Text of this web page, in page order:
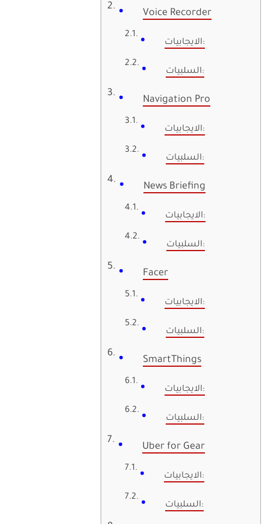
Voice Recorder
الايجابيات:
السلبيات:
Navigation Pro
الايجابيات:
السلبيات:
News Briefing
الايجابيات:
السلبيات:
Facer
الايجابيات:
السلبيات:
SmartThings
الايجابيات:
السلبيات:
Uber for Gear
الايجابيات:
السلبيات: